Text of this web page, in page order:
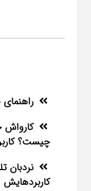
کارواش
چیست؟
نردبان
کاربردهایش